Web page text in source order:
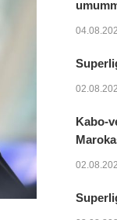
Kabo-